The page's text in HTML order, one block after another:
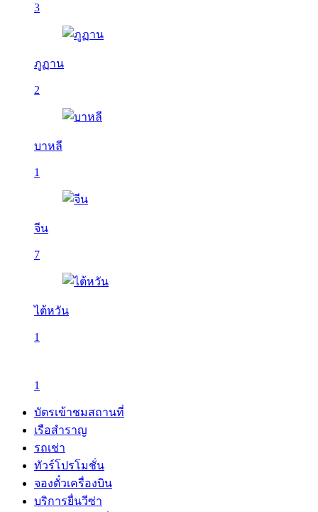
3
ภูฏาน
2
บาหลี
1
จีน
7
ไต้หวัน
1
1
บัตรเข้าชมสถานที่
เรือสำราญ
รถเช่า
ทัวร์โปรโมชั่น
จองตั๋วเครื่องบิน
บริการยื่นวีซ่า